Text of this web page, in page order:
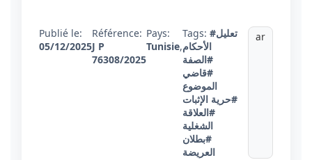
Publié le:
05/12/2025
Référence:
J P
76308/2025
Pays:
Tunisie,
Tags: #تعليل
الأحكام
#الصفة
#قاضي
الموضوع
#حرية الإثبات
#العلاقة
الشغلية
#بطلان
العريضة
ar